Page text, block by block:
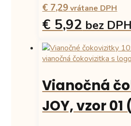
€ 7,29vrátane DPH
€ 5,92 bez DPH
Tento
produkt
má
variantov.
si
Vianočná
JOY, vzor